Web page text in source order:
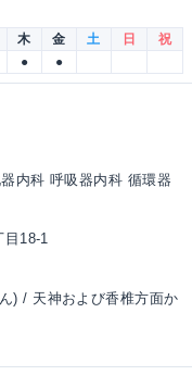
木 金 土 日
祝
● ●
内科 呼吸器内科 循環器
目18-1
) / 天神および香椎方面か